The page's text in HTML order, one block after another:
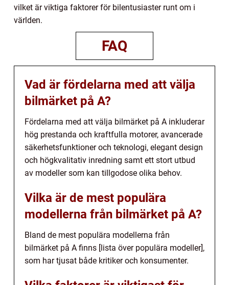
vilket är viktiga faktorer för bilentusiaster runt om i
världen.
FAQ
Vad är fördelarna med att välja
bilmärket på A?
Fördelarna med att välja bilmärket på A inkluderar
hög prestanda och kraftfulla motorer, avancerade
säkerhetsfunktioner och teknologi, elegant design
och högkvalitativ inredning samt ett stort utbud
av modeller som kan tillgodose olika behov.
Vilka är de mest populära
modellerna från bilmärket på A?
Bland de mest populära modellerna från
bilmärket på A finns [lista över populära modeller],
som har tjusat både kritiker och konsumenter.